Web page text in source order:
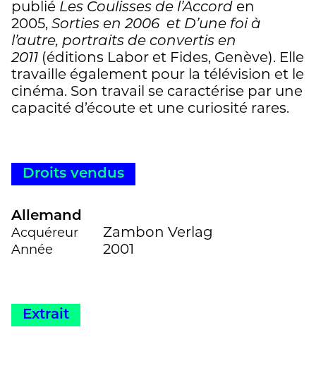
publié Les Coulisses de l’Accord en
2005, Sorties en 2006 et D’une foi à
l’autre, portraits de convertis en
2011 (éditions Labor et Fides, Genève). Elle
travaille également pour la télévision et le
cinéma. Son travail se caractérise par une
capacité d’écoute et une curiosité rares.
Droits vendus
Allemand
Acquéreur Zambon Verlag
Année 2001
Extrait